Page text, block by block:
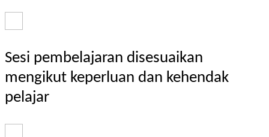
Sesi pembelajaran disesuaikan
mengikut keperluan dan kehendak
pelajar